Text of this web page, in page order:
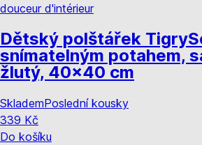
douceur d'intérieur
Dětský polštářek Tigry
snímatelným potahem,
žlutý, 40x40 cm
SklademPoslední kousky
339 Kč
Do košíku